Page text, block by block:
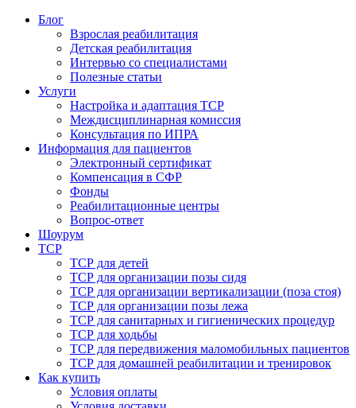
Блог
Взрослая реабилитация
Детская реабилитация
Интервью со специалистами
Полезные статьи
Услуги
Настройка и адаптация ТСР
Междисциплинарная комиссия
Консультация по ИПРА
Информация для пациентов
Электронный сертификат
Компенсация в СФР
Фонды
Реабилитационные центры
Вопрос-ответ
Шоурум
ТСР
ТСР для детей
ТСР для организации позы сидя
ТСР для организации вертикализации (поза стоя)
ТСР для организации позы лежа
ТСР для санитарных и гигиенических процедур
ТСР для ходьбы
ТСР для передвижения маломобильных пациентов
ТСР для домашней реабилитации и тренировок
Как купить
Условия оплаты